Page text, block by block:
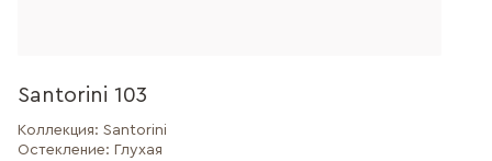
Santorini 103
Коллекция: Santorini
Остекление: Глухая